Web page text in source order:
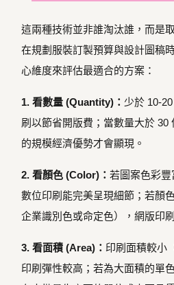
這兩種技術並非誰淘汰誰，而是
在規劃服裝訂製預算與設計圖稿
心維度來評估最適合的方案：
1. 看數量 (Quantity)： 少於 10-
刷以節省開版費；當數量大於 30
的規模經濟優勢才會顯現。
2. 看顏色 (Color)： 若圖案色彩豐
數位印刷能完美呈現細節；若顏
企業識別色或命定色），網版印
3. 看面積 (Area)： 印刷面積較小
印刷彈性較高；若為大面積的單